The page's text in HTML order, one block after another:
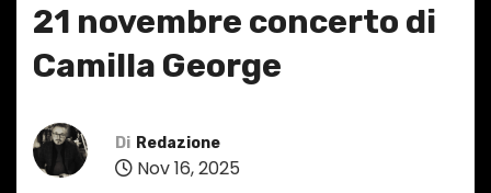
21 novembre concerto di
Camilla George
Di Redazione
Nov 16, 2025